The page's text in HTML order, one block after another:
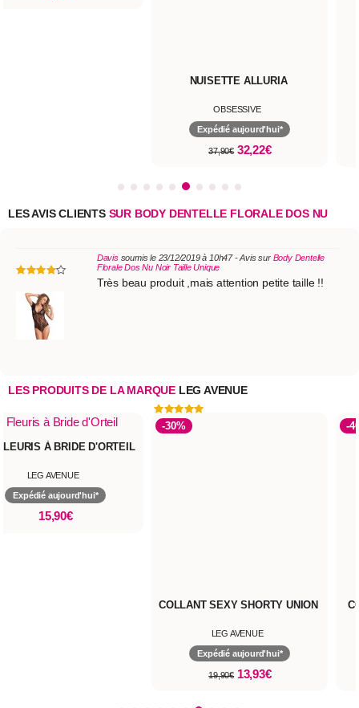
NUISETTE ALLURIA
OBSESSIVE
Expédié aujourd'hui*
37,90€ 32,22€
LES AVIS CLIENTSSUR BODY DENTELLE FLORALE DOS NU
Davissoumis le 23/12/2019 à 10h47 - Avis sur Body Dentelle
Florale Dos Nu Noir Taille Unique
Très beau produit ,mais attention petite taille !!
LES PRODUITS DE LA MARQUE LEG AVENUE
À BRIDE D'ORTEIL
LEG AVENUE
Expédié aujourd'hui*
15,90€
-30%
COLLANT SEXY SHORTY UNION
LEG AVENUE
Expédié aujourd'hui*
19,90€ 13,93€
-